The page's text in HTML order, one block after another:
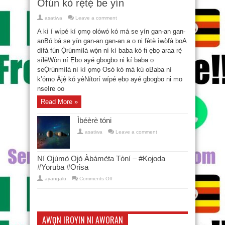
Òfún kò rẹ́tẹ̀ be yín
asatiwa Leave a comment
A kì í wípé kí ọmọ olówó kó má se yín gan-an gan-
anBó bá ṣe yín gan-an gan-an a o ni fètè ìwọ̀fà boA
dífá fún Ọ̀rúnmìlà wọ́n ní kí baba kó fi ẹbọ araa rẹ̀
sílẹ̀Wọ́n ní Ẹbọ ayé gbogbo ni kí baba o
seỌ̀rúnmìlà ní kí ọmọ Osó kó mà kú oBaba ní
k’ọ́mọ Àjẹ́ kó yèNítorí wípé ẹbọ ayé gbogbo ni mo
nseIre oo
Read More »
Ìbéèrè tóni
asatiwa Leave a comment
Ní Ojúmọ́ Ọjọ́ Àbámẹ́ta Tòní – #Kojoda
#Yoruba #Orisa
ayangalu Comments Offon
–
#Kojoda
#Yoruba
AWỌN IROYIN NI AWORAN